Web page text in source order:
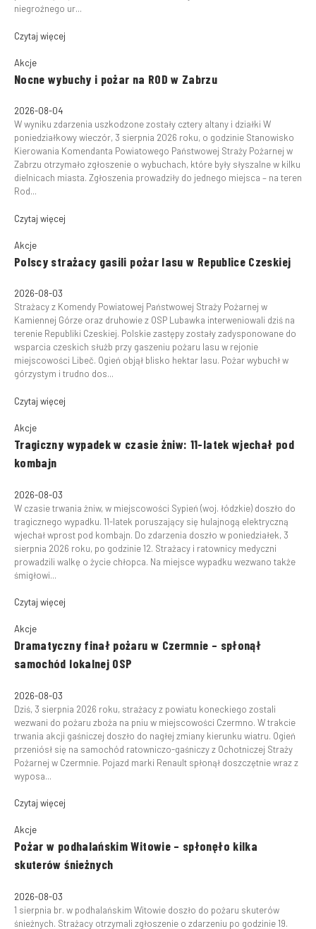
niegroźnego ur...
Czytaj więcej
Akcje
Nocne wybuchy i pożar na ROD w Zabrzu
2026-08-04
W wyniku zdarzenia uszkodzone zostały cztery altany i działki W
poniedziałkowy wieczór, 3 sierpnia 2026 roku, o godzinie Stanowisko
Kierowania Komendanta Powiatowego Państwowej Straży Pożarnej w
Zabrzu otrzymało zgłoszenie o wybuchach, które były słyszalne w kilku
dielnicach miasta. Zgłoszenia prowadziły do jednego miejsca – na teren
Rod...
Czytaj więcej
Akcje
Polscy strażacy gasili pożar lasu w Republice Czeskiej
2026-08-03
Strażacy z Komendy Powiatowej Państwowej Straży Pożarnej w
Kamiennej Górze oraz druhowie z OSP Lubawka interweniowali dziś na
terenie Republiki Czeskiej. Polskie zastępy zostały zadysponowane do
wsparcia czeskich służb przy gaszeniu pożaru lasu w rejonie
miejscowości Libeč. Ogień objął blisko hektar lasu. Pożar wybuchł w
górzystym i trudno dos...
Czytaj więcej
Akcje
Tragiczny wypadek w czasie żniw: 11-latek wjechał pod
kombajn
2026-08-03
W czasie trwania żniw, w miejscowości Sypień (woj. łódzkie) doszło do
tragicznego wypadku. 11-latek poruszający się hulajnogą elektryczną
wjechał wprost pod kombajn. Do zdarzenia doszło w poniedziałek, 3
sierpnia 2026 roku, po godzinie 12. Strażacy i ratownicy medyczni
prowadzili walkę o życie chłopca. Na miejsce wypadku wezwano także
śmigłowi...
Czytaj więcej
Akcje
Dramatyczny finał pożaru w Czermnie – spłonął
samochód lokalnej OSP
2026-08-03
Dziś, 3 sierpnia 2026 roku, strażacy z powiatu koneckiego zostali
wezwani do pożaru zboża na pniu w miejscowości Czermno. W trakcie
trwania akcji gaśniczej doszło do nagłej zmiany kierunku wiatru. Ogień
przeniósł się na samochód ratowniczo-gaśniczy z Ochotniczej Straży
Pożarnej w Czermnie. Pojazd marki Renault spłonął doszczętnie wraz z
wyposa...
Czytaj więcej
Akcje
Pożar w podhalańskim Witowie – spłonęło kilka
skuterów śnieżnych
2026-08-03
1 sierpnia br. w podhalańskim Witowie doszło do pożaru skuterów
śnieżnych. Strażacy otrzymali zgłoszenie o zdarzeniu po godzinie 19.